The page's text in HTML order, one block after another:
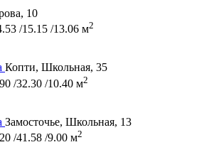
10
/15.15 /13.06 м2
Копти, Школьная, 35
/32.30 /10.40 м2
Замосточье, Школьная, 13
/41.58 /9.00 м2